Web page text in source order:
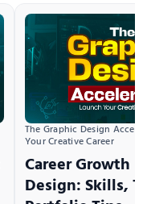
The Graphic Design
Your Creative Career
Career Growth
Design: Skills,